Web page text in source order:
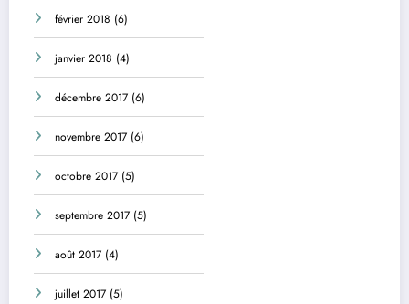
février 2018 (6)
janvier 2018 (4)
décembre 2017 (6)
novembre 2017 (6)
octobre 2017 (5)
septembre 2017 (5)
août 2017 (4)
juillet 2017 (5)